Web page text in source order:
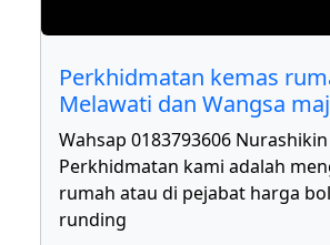
Perkhidmatan kemas
Melawati dan Wangsa
Wahsap 0183793606 Nurashikin
Perkhidmatan kami adalah
rumah atau di pejabat harga
runding